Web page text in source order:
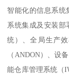
智能化的信息系统
系统集成及安装部
统）、全局生产
（ANDON）、设
能仓库管理系统（